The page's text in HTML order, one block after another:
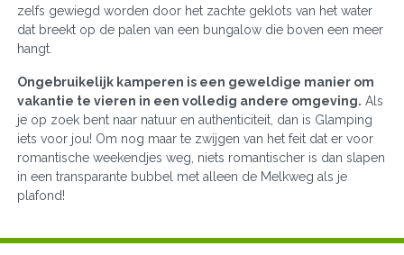
zelfs gewiegd worden door het zachte geklots van het water
dat breekt op de palen van een bungalow die boven een meer
hangt.
Ongebruikelijk kamperen is een geweldige manier om
vakantie te vieren in een volledig andere omgeving. Als
je op zoek bent naar natuur en authenticiteit, dan is Glamping
iets voor jou! Om nog maar te zwijgen van het feit dat er voor
romantische weekendjes weg, niets romantischer is dan slapen
in een transparante bubbel met alleen de Melkweg als je
plafond!